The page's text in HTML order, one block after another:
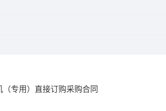
专用）直接订购采购合同